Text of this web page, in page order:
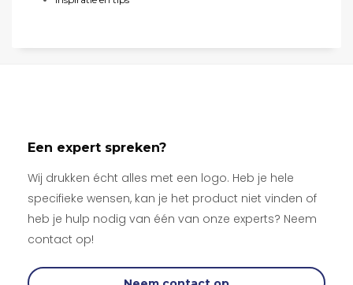
Een expert spreken?
Wij drukken écht alles met een logo. Heb je hele
specifieke wensen, kan je het product niet vinden of
heb je hulp nodig van één van onze experts? Neem
contact op!